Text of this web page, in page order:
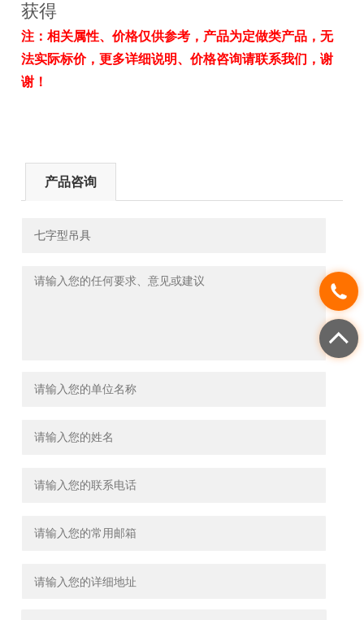
获得
注：相关属性、价格仅供参考，产品为定做类产品，无
法实际标价，更多详细说明、价格咨询请联系我们，谢
谢！
产品咨询